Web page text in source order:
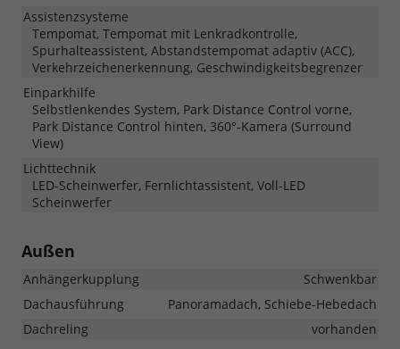
Assistenzsysteme
Tempomat, Tempomat mit Lenkradkontrolle,
Spurhalteassistent, Abstandstempomat adaptiv (ACC),
Verkehrzeichenerkennung, Geschwindigkeitsbegrenzer
Einparkhilfe
Selbstlenkendes System, Park Distance Control vorne,
Park Distance Control hinten, 360°-Kamera (Surround
View)
Lichttechnik
LED-Scheinwerfer, Fernlichtassistent, Voll-LED
Scheinwerfer
Außen
Anhängerkupplung
Schwenkbar
Dachausführung
Panoramadach, Schiebe-Hebedach
Dachreling
vorhanden